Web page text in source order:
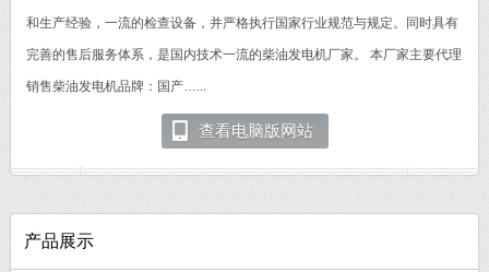
和生产经验，一流的检查设备，并严格执行国家行业规范与规定。同时具有
完善的售后服务体系，是国内技术一流的柴油发电机厂家。 本厂家主要代理
销售柴油发电机品牌：国产…...
查看电脑版网站
产品展示